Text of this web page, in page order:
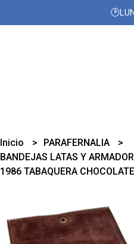
Inicio
PARAFERNALIA
BANDEJAS LATAS Y
1986 TABAQUERA CHOCOLATE